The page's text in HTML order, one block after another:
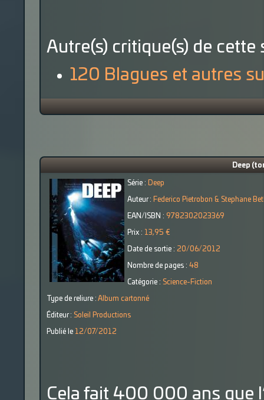
Autre(s) critique(s) de cette
120 Blagues et autres
Deep
Série : Deep
Auteur : Federico Pietrobon & Stephane
EAN/ISBN : 9782302023369
Prix : 13,95 €
Date de sortie : 20/06/2012
Nombre de pages : 48
Catégorie : Science-Fiction
Type de reliure : Album cartonné
Éditeur : Soleil Productions
Publié le 12/07/2012
Cela fait 400 000 ans que